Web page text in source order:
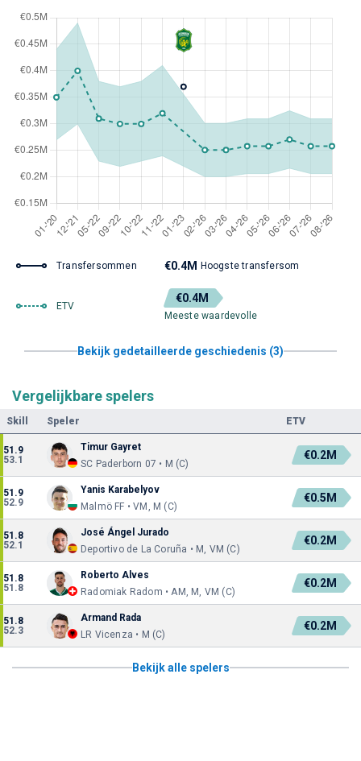
Transfersommen €0.4M Hoogste transfersom
ETV
€0.4M
Meeste waardevolle
Bekijk gedetailleerde geschiedenis (3)
Vergelijkbare spelers
Skill Speler ETV
51.9
53.1
Timur Gayret
SC Paderborn 07 • M (C)
€0.2M
51.9
52.9
Yanis Karabelyov
Malmö FF • VM, M (C)
€0.5M
51.8
52.1
José Ángel Jurado
Deportivo de La Coruña • M, VM (C)
€0.2M
51.8
51.8
Roberto Alves
Radomiak Radom • AM, M, VM (C)
€0.2M
51.8
52.3
Armand Rada
LR Vicenza • M (C)
€0.2M
Bekijk alle spelers